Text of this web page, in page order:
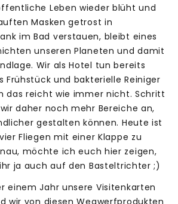
Leben wieder blüht und
Masken getrost in
im Bad verstauen, bleibt eines
unseren Planeten und damit
Wir als Hotel tun bereits
Frühstück und bakterielle Reiniger
das reicht wie immer nicht. Schritt
daher noch mehr Bereiche an,
gestalten können. Heute ist
Fliegen mit einer Klappe zu
möchte ich euch hier zeigen,
ja auch auf den Basteltrichter ;)
einem Jahr unsere Visitenkarten
wir von diesen Wegwerfprodukten